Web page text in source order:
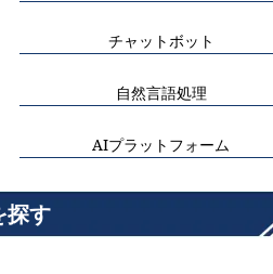
チャットボット
自然言語処理
AIプラットフォーム
探す